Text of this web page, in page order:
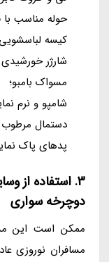
حوله مناسب
کیسه
شارژر
مسواک بامبو؛
شامپو و نرم
دستمال مرطوب
پدهای پاک
3. استفاده از
دوچرخه سواری
ممکن است این
مسافران نوروزی